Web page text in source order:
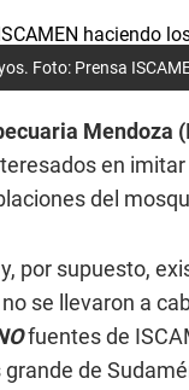
Foto: Prensa
Mendoza
en imitar
del
por supuesto,
se llevaron a
fuentes de
grande de